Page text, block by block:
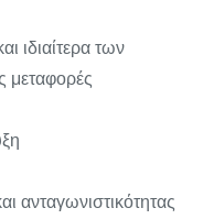
ιδιαίτερα των
μεταφορές
ανταγωνιστικότητας